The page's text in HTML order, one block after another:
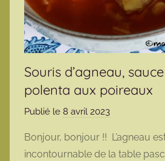
Souris d’agneau,
polenta aux poireaux
Publié le 8 avril 2023
r
m
Bonjour, bonjour !! L’agneau
incontournable de la table